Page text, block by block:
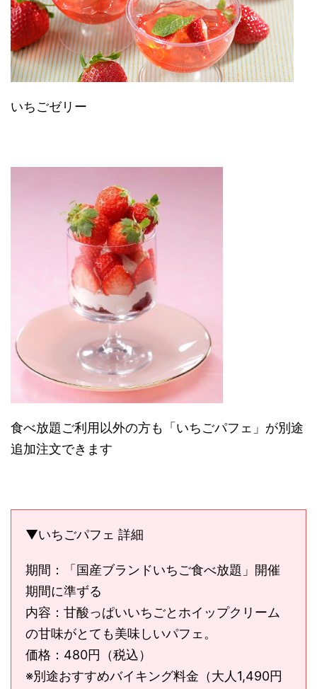
いちごゼリー
食べ放題ご利用以外の方も「いちごパフェ」が別途
追加注文できます
▼いちごパフェ 詳細
期間：「国産ブランドいちご食べ放題」開催
期間に準ずる
内容：甘酸っぱいいちごとホイップクリーム
の甘味がとても美味しいパフェ。
価格：480円（税込）
※別途おすすめバイキング料金（大人1,490円